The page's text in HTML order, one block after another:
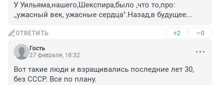
У Уильяма,нашего,Шекспира,было ,что то,про:
,,ужасный век, ужасные сердца".Назад,в будущее...
ОТВЕТИТЬ +2 –0
Гость
27 февраля, 18:32
Вот такие люди и взращивались последние лет 30,
без СССР. Все по плану.